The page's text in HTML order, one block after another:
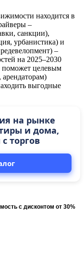
находится в
–
санкции),
урбанистика) и
–
на 2025–2030
поможет целевым
арендаторам)
выгодные
на рынке
и дома,
торгов
с дисконтом от 30%